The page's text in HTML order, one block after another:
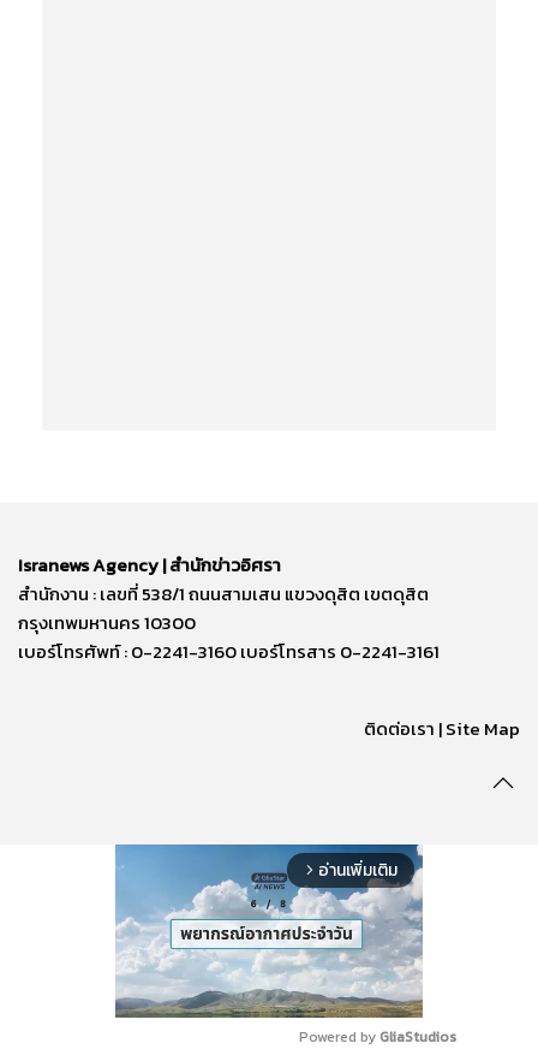
Isranews Agency | สำนักข่าวอิศรา
สำนักงาน : เลขที่ 538/1 ถนนสามเสน แขวงดุสิต เขตดุสิต
กรุงเทพมหานคร 10300
เบอร์โทรศัพท์ : 0-2241-3160 เบอร์โทรสาร 0-2241-3161
ติดต่อเรา | Site Map
arrow_forward_ios อ่านเพิ่มเติม
Powered by GliaStudios